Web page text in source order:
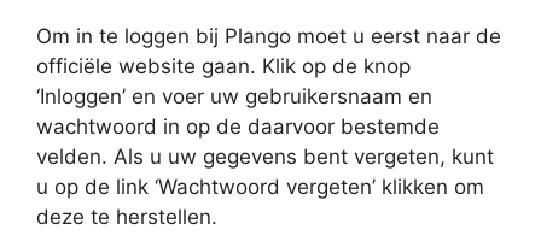
Om in te loggen bij Plango moet u eerst naar de
officiële website gaan. Klik op de knop
‘Inloggen’ en voer uw gebruikersnaam en
wachtwoord in op de daarvoor bestemde
velden. Als u uw gegevens bent vergeten, kunt
u op de link ‘Wachtwoord vergeten’ klikken om
deze te herstellen.